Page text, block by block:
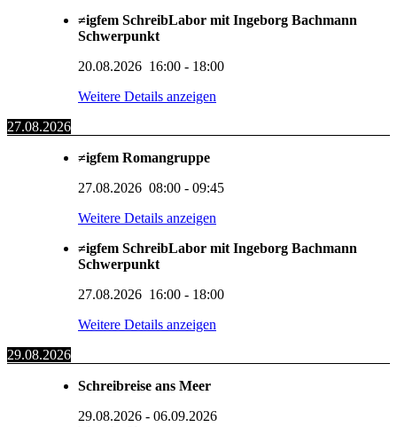
≠igfem SchreibLabor mit Ingeborg Bachmann
Schwerpunkt
20.08.2026 16:00 - 18:00
Weitere Details anzeigen
27.08.2026
≠igfem Romangruppe
27.08.2026 08:00 - 09:45
Weitere Details anzeigen
≠igfem SchreibLabor mit Ingeborg Bachmann
Schwerpunkt
27.08.2026 16:00 - 18:00
Weitere Details anzeigen
29.08.2026
Schreibreise ans Meer
29.08.2026 - 06.09.2026